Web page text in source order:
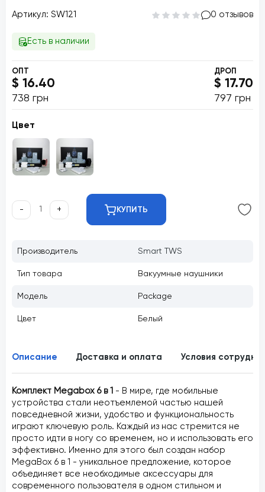
Артикул: SW121 0 отзывов
Есть в наличии
ОПТ
$ 16.40
738 грн
ДРОП
$ 17.70
797 грн
Цвет
- + КУПИТЬ
Производитель Smart TWS
Тип товара Вакуумные наушники
Модель Package
Цвет Белый
Описание Доставка и оплата Условия
Комплект Megabox 6 в 1 - В мире, где мобильные
устройства стали неотъемлемой частью нашей
повседневной жизни, удобство и функциональность
играют ключевую роль. Каждый из нас стремится не
просто идти в ногу со временем, но и использовать его
эффективно. Именно для этого был создан набор
MegaBox 6 в 1 - уникальное предложение, которое
объединяет все необходимые аксессуары для
современного пользователя в одном стильном и